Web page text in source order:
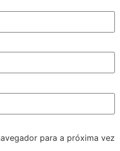
para a próxima vez